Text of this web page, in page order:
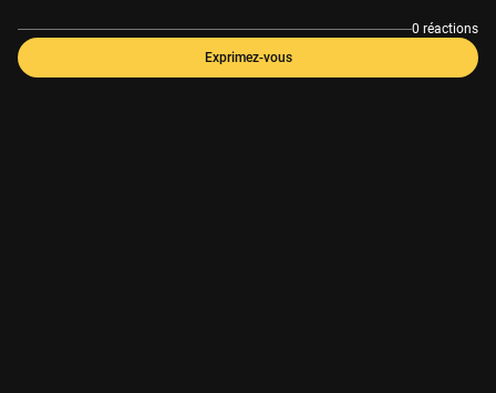
0 réactions
Exprimez-vous